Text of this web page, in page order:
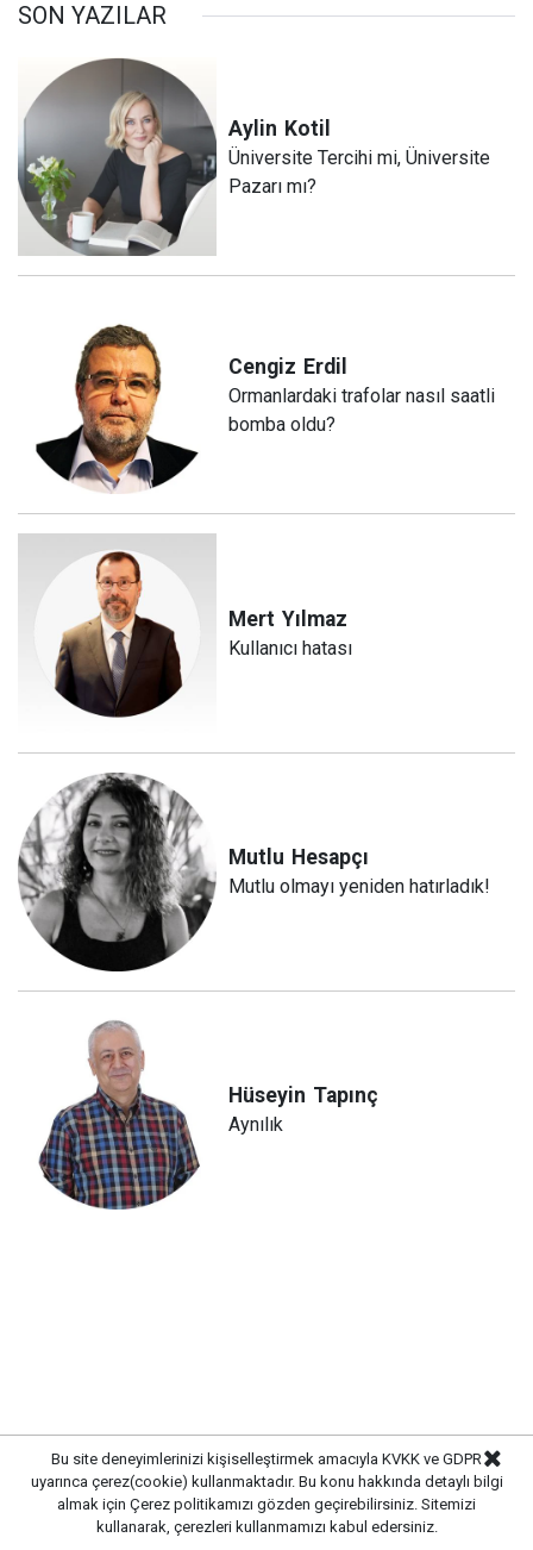
SON YAZILAR
Aylin Kotil
Üniversite Tercihi mi, Üniversite
Pazarı mı?
Cengiz Erdil
Ormanlardaki trafolar nasıl saatli
bomba oldu?
Mert Yılmaz
Kullanıcı hatası
Mutlu Hesapçı
Mutlu olmayı yeniden hatırladık!
Hüseyin Tapınç
Aynılık
Bu site deneyimlerinizi kişiselleştirmek amacıyla KVKK ve GDPR
uyarınca çerez(cookie) kullanmaktadır. Bu konu hakkında detaylı bilgi
almak için Çerez politikamızı gözden geçirebilirsiniz. Sitemizi
kullanarak, çerezleri kullanmamızı kabul edersiniz.